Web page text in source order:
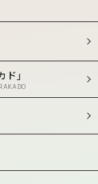
ド」